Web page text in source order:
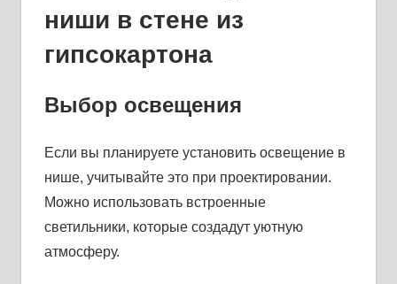
ниши в стене из
гипсокартона
Выбор освещения
Если вы планируете установить освещение в
нише, учитывайте это при проектировании.
Можно использовать встроенные
светильники, которые создадут уютную
атмосферу.